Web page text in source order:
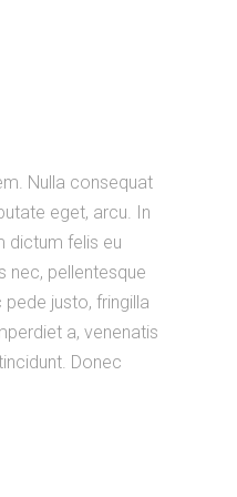
Nulla consequat
eget, arcu. In
dictum felis eu
nec, pellentesque
justo, fringilla
a, venenatis
Donec